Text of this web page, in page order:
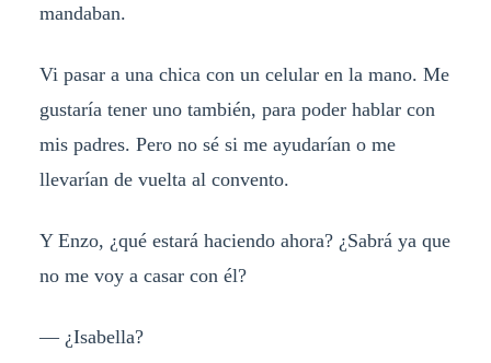
mandaban.
Vi pasar a una chica con un celular en la mano. Me
gustaría tener uno también, para poder hablar con
mis padres. Pero no sé si me ayudarían o me
llevarían de vuelta al convento.
Y Enzo, ¿qué estará haciendo ahora? ¿Sabrá ya que
no me voy a casar con él?
— ¿Isabella?